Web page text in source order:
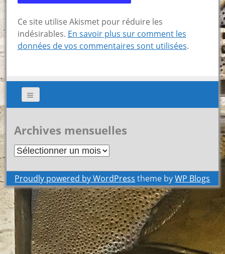
Ce site utilise Akismet pour réduire les
indésirables. En savoir plus sur comment les
données de vos commentaires sont utilisées.
Archives mensuelles
Archives
Proudly powered by WordPress theme byWP Blogs